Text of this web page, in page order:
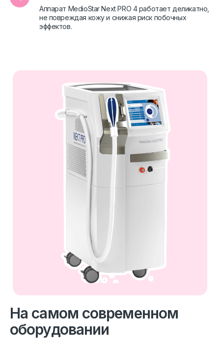
Аппарат MedioStar Next PRO 4 работает деликатно,
не повреждая кожу и снижая риск побочных
эффектов.
На самом современном
оборудовании